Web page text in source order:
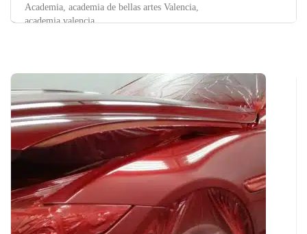
Academia, academia de bellas artes Valencia,
academia valencia,